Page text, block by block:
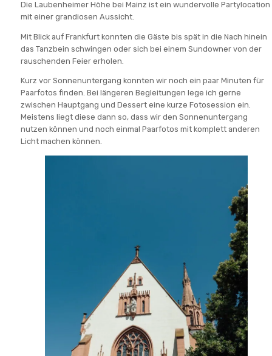
Die Laubenheimer Höhe bei Mainz ist ein wundervolle Partylocation
mit einer grandiosen Aussicht.
Mit Blick auf Frankfurt konnten die Gäste bis spät in die Nach hinein
das Tanzbein schwingen oder sich bei einem Sundowner von der
rauschenden Feier erholen.
Kurz vor Sonnenuntergang konnten wir noch ein paar Minuten für
Paarfotos finden. Bei längeren Begleitungen lege ich gerne
zwischen Hauptgang und Dessert eine kurze Fotosession ein.
Meistens liegt diese dann so, dass wir den Sonnenuntergang
nutzen können und noch einmal Paarfotos mit komplett anderen
Licht machen können.